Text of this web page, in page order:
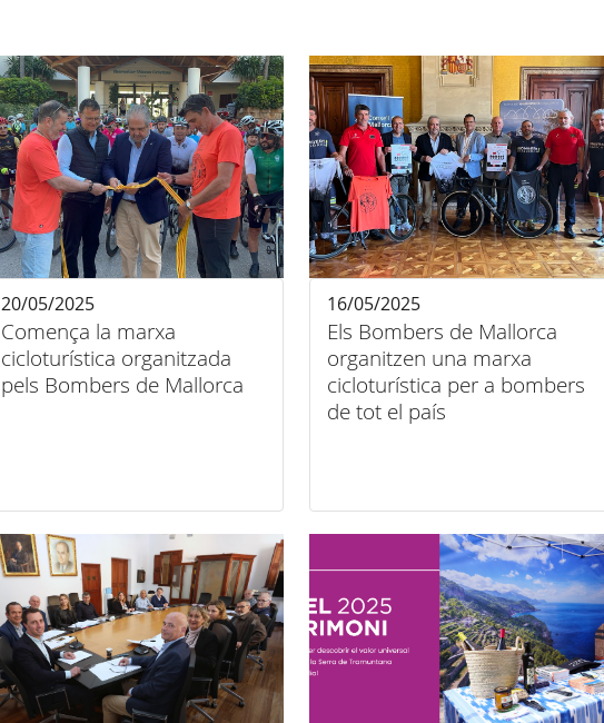
Comença la marxa
cicloturística organitzada
pels Bombers de Mallorca
20/05/2025
Els Bombers de Mallorca
organitzen una marxa
cicloturística per a bombers
de tot el país
16/05/2025